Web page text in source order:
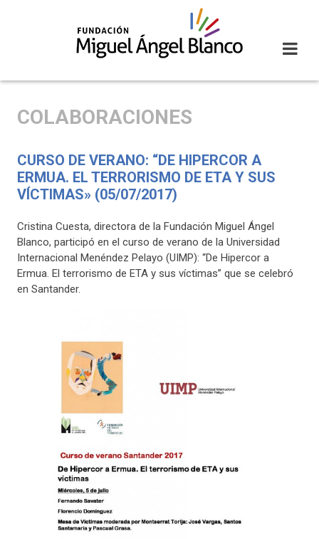
COLABORACIONES
CURSO DE VERANO: “DE HIPERCOR A
ERMUA. EL TERRORISMO DE ETA Y SUS
VÍCTIMAS» (05/07/2017)
Cristina Cuesta, directora de la Fundación Miguel Ángel
Blanco, participó en el curso de verano de la Universidad
Internacional Menéndez Pelayo (UIMP): “De Hipercor a
Ermua. El terrorismo de ETA y sus víctimas” que se celebró
en Santander.